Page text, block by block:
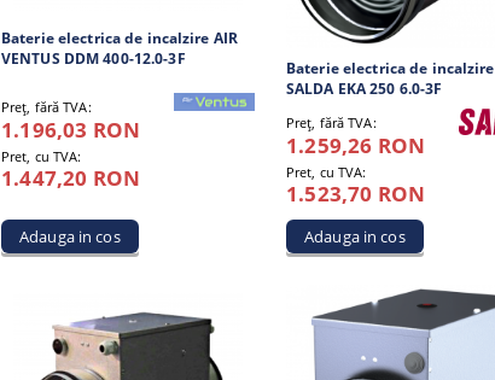
Baterie electrica de incalzire AIR
VENTUS DDM 400-12.0-3F
Preţ, fără TVA:
1.196,03 RON
Pret, cu TVA:
1.447,20 RON
Baterie electrica de incalzire
SALDA EKA 250 6.0-3F
Preţ, fără TVA:
1.259,26 RON
Pret, cu TVA:
1.523,70 RON